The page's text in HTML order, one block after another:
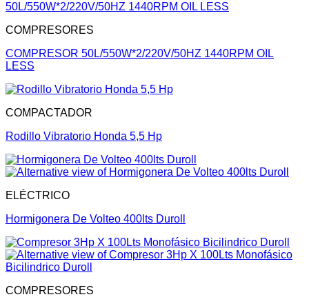
COMPRESORES
COMPRESOR 50L/550W*2/220V/50HZ 1440RPM OIL
LESS
COMPACTADOR
Rodillo Vibratorio Honda 5,5 Hp
ELÉCTRICO
Hormigonera De Volteo 400lts Duroll
COMPRESORES